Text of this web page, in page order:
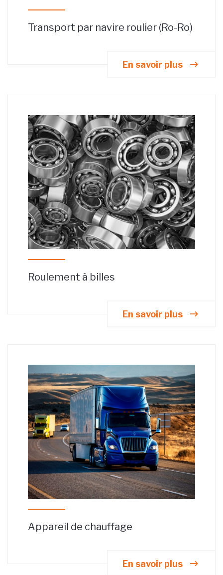
Transport par navire roulier (Ro-Ro)
En savoir plus
Roulement à billes
En savoir plus
Appareil de chauffage
En savoir plus